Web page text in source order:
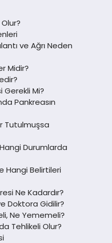
ve Ağrı Neden
Midir?
Mi?
Pankreasın
Tutulmuşsa
Durumlarda
Hangi Belirtileri
Ne Kadardır?
Doktora Gidilir?
Ne Yememeli?
Tehlikeli Olur?